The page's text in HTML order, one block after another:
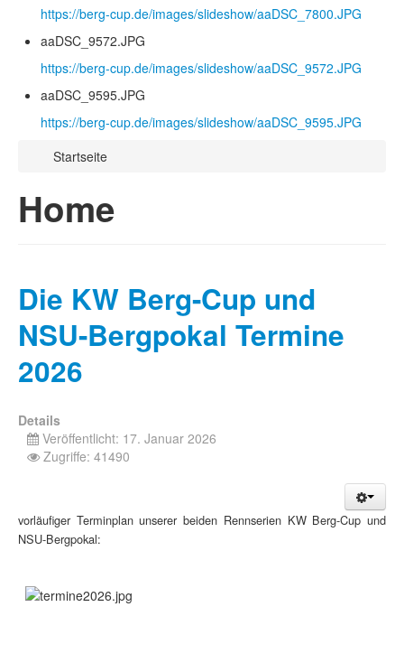
https://berg-cup.de/images/slideshow/aaDSC_7800.JPG
aaDSC_9572.JPG
https://berg-cup.de/images/slideshow/aaDSC_9572.JPG
aaDSC_9595.JPG
https://berg-cup.de/images/slideshow/aaDSC_9595.JPG
Startseite
Home
Die KW Berg-Cup und
NSU-Bergpokal Termine
2026
Details
Veröffentlicht: 17. Januar 2026
Zugriffe: 41490
vorläufiger Terminplan unserer beiden Rennserien KW Berg-Cup und
NSU-Bergpokal: